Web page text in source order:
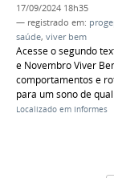
17/09/2024 18h35
— registrado em:
saúde, viver bem
Acesse o segundo
e Novembro Viver
comportamentos e
para um sono de
Localizado em Informes